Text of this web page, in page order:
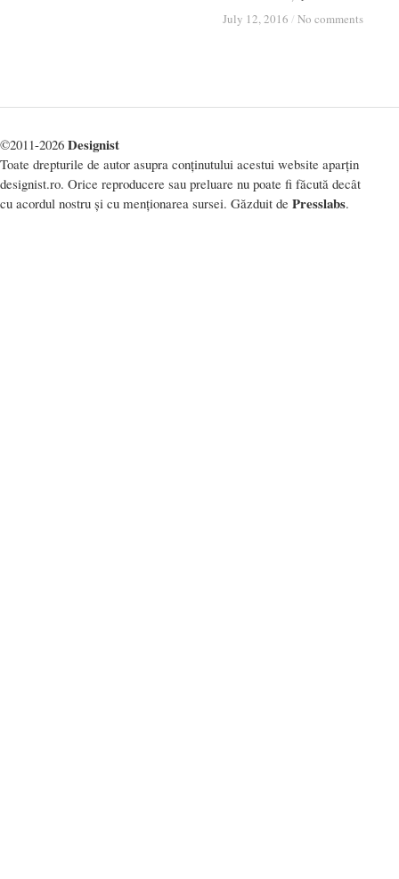
July 12, 2016 / No comments
July 12, 2016 / No comments
©2011-2026 Designist
Toate drepturile de autor asupra conținutului acestui website aparțin
designist.ro. Orice reproducere sau preluare nu poate fi făcută decât
cu acordul nostru și cu menționarea sursei. Găzduit de Presslabs.